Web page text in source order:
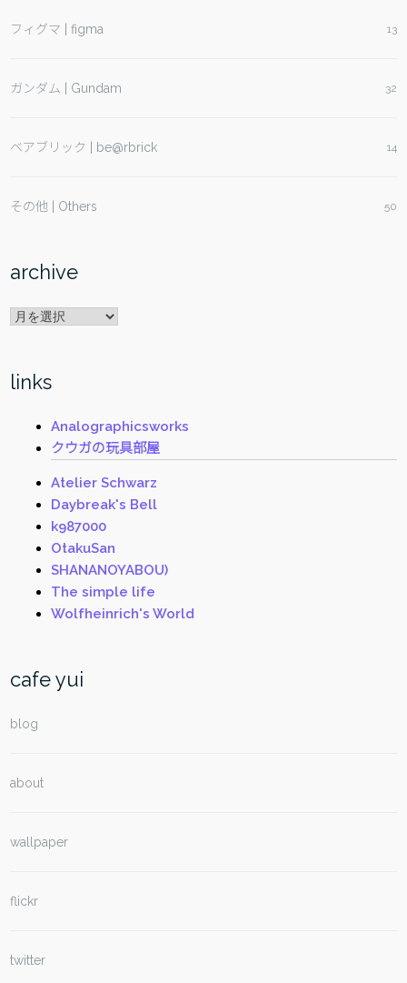
フィグマ | figma 13
ガンダム | Gundam 32
ベアブリック | be@rbrick 14
その他 | Others 50
archive
archive
links
Analographicsworks
クウガの玩具部屋
Atelier Schwarz
Daybreak's Bell
k987000
OtakuSan
SHANANOYABOU)
The simple life
Wolfheinrich's World
cafe yui
blog
about
wallpaper
flickr
twitter